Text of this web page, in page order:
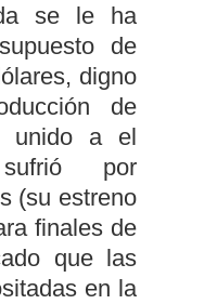
se le ha
de
digno
de
unido a el
por
(su estreno
finales de
que las
en la